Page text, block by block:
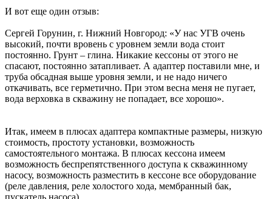
И вот еще один отзыв:
Сергей Горунин, г. Нижний Новгород: «У нас УГВ очень
высокий, почти вровень с уровнем земли вода стоит
постоянно. Грунт – глина. Никакие кессоны от этого не
спасают, постоянно затапливает. А адаптер поставили мне, и
труба обсадная выше уровня земли, и не надо ничего
откачивать, все герметично. При этом весна меня не пугает,
вода верховка в скважину не попадает, все хорошо».
Итак, имеем в плюсах адаптера компактные размеры, низкую
стоимость, простоту установки, возможность
самостоятельного монтажа. В плюсах кессона имеем
возможность беспрепятственного доступа к скважинному
насосу, возможность разместить в кессоне все оборудование
(реле давления, реле холостого хода, мембранный бак,